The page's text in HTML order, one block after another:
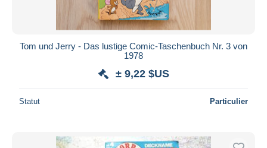
Tom und Jerry - Das lustige Comic-Taschenbuch Nr. 3 von
1978
± 9,22 $US
Statut Particulier